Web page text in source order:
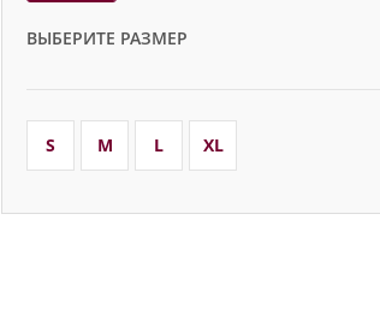
ВЫБЕРИТЕ РАЗМЕР
S M L XL